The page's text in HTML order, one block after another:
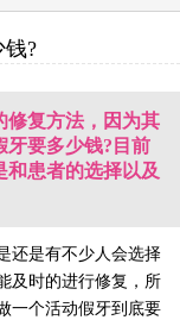
?
修复方法，因为其
牙要多少钱?目前
和患者的选择以及
还是有不少人会选择
及时的进行修复，所
一个活动假牙到底要